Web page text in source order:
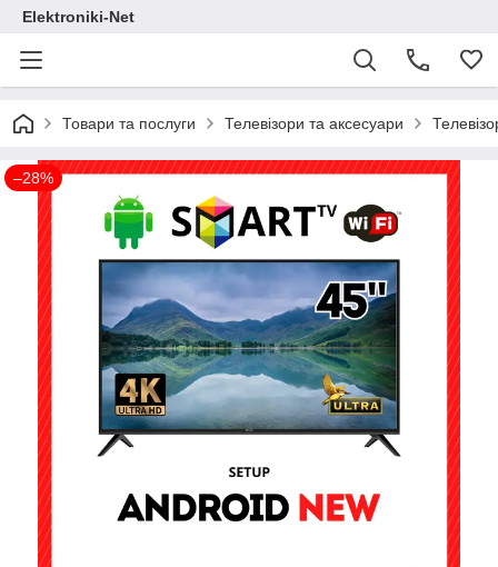
Elektroniki-Net
Товари та послуги Телевізори та аксесуари
–28%